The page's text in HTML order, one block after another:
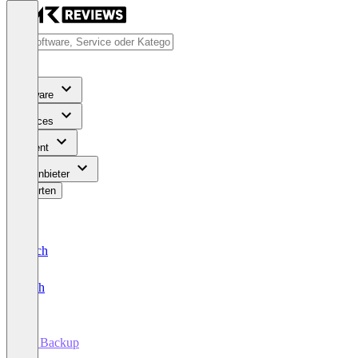
Software
Services
Content
Für Anbieter
Bewerten
Deutsch
English
PC Backup